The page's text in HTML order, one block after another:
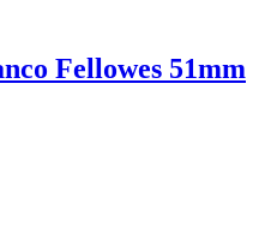
Fellowes 51mm